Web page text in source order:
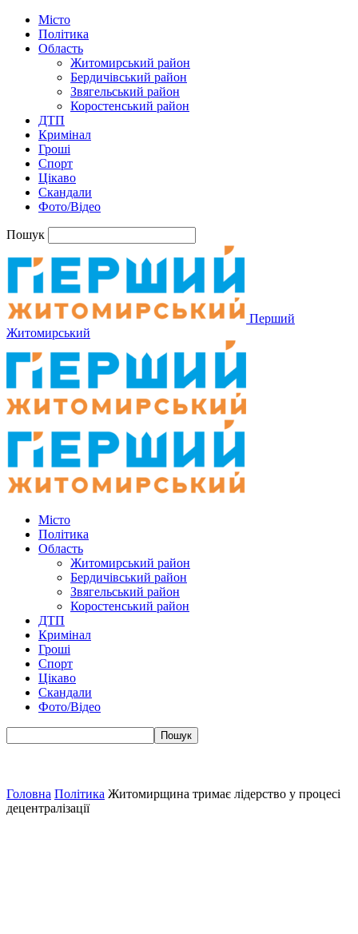
Місто
Політика
Область
Житомирський район
Бердичівський район
Звягельський район
Коростенський район
ДТП
Кримінал
Гроші
Спорт
Цікаво
Скандали
Фото/Відео
Пошук
Перший
Житомирський
Місто
Політика
Область
Житомирський район
Бердичівський район
Звягельський район
Коростенський район
ДТП
Кримінал
Гроші
Спорт
Цікаво
Скандали
Фото/Відео
Головна Політика Житомирщина тримає лідерство у процесі
децентралізації